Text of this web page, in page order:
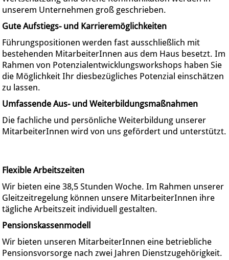
unserem Unternehmen groß geschrieben.
Gute Aufstiegs- und Karrieremöglichkeiten
Führungspositionen werden fast ausschließlich mit
bestehenden MitarbeiterInnen aus dem Haus besetzt. Im
Rahmen von Potenzialentwicklungsworkshops haben Sie
die Möglichkeit Ihr diesbezügliches Potenzial einschätzen
zu lassen.
Umfassende Aus- und Weiterbildungsmaßnahmen
Die fachliche und persönliche Weiterbildung unserer
MitarbeiterInnen wird von uns gefördert und unterstützt.
Flexible Arbeitszeiten
Wir bieten eine 38,5 Stunden Woche. Im Rahmen unserer
Gleitzeitregelung können unsere MitarbeiterInnen ihre
tägliche Arbeitszeit individuell gestalten.
Pensionskassenmodell
Wir bieten unseren MitarbeiterInnen eine betriebliche
Pensionsvorsorge nach zwei Jahren Dienstzugehörigkeit.